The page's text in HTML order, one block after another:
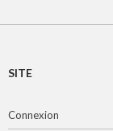
SITE
Connexion